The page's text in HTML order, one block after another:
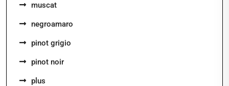
muscat
negroamaro
pinot grigio
pinot noir
plus